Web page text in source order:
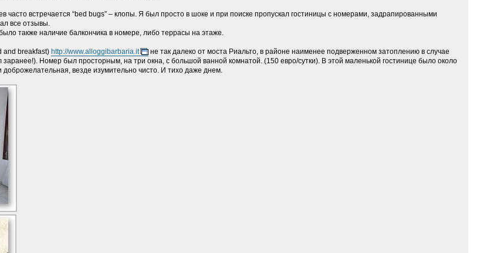
часто встречается “bed bugs” – клопы. Я был просто в шоке и при поиске пропускал гостиницы с номерами, задрапированными
все отзывы.
также наличие балкончика в номере, либо террасы на этаже.
and breakfast)http://www.alloggibarbaria.it
не так далеко от моста Риальто, в районе наименее подверженном затоплению в случае
Номер был просторным, на три окна, с большой ванной комнатой. (150 евро/сутки). В этой маленькой гостинице было около
везде изумительно чисто. И тихо даже днем.